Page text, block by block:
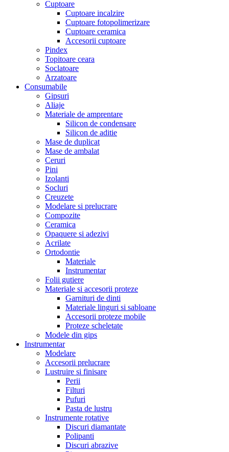
Cuptoare
Cuptoare incalzire
Cuptoare fotopolimerizare
Cuptoare ceramica
Accesorii cuptoare
Pindex
Topitoare ceara
Soclatoare
Arzatoare
Consumabile
Gipsuri
Aliaje
Materiale de amprentare
Silicon de condensare
Silicon de aditie
Mase de duplicat
Mase de ambalat
Ceruri
Pini
Izolanti
Socluri
Creuzete
Modelare si prelucrare
Compozite
Ceramica
Opaquere si adezivi
Acrilate
Ortodontie
Materiale
Instrumentar
Folii gutiere
Materiale si accesorii proteze
Garnituri de dinti
Materiale linguri si sabloane
Accesorii proteze mobile
Proteze scheletate
Modele din gips
Instrumentar
Modelare
Accesorii prelucrare
Lustruire si finisare
Perii
Filturi
Pufuri
Pasta de lustru
Instrumente rotative
Discuri diamantate
Polipanti
Discuri abrazive